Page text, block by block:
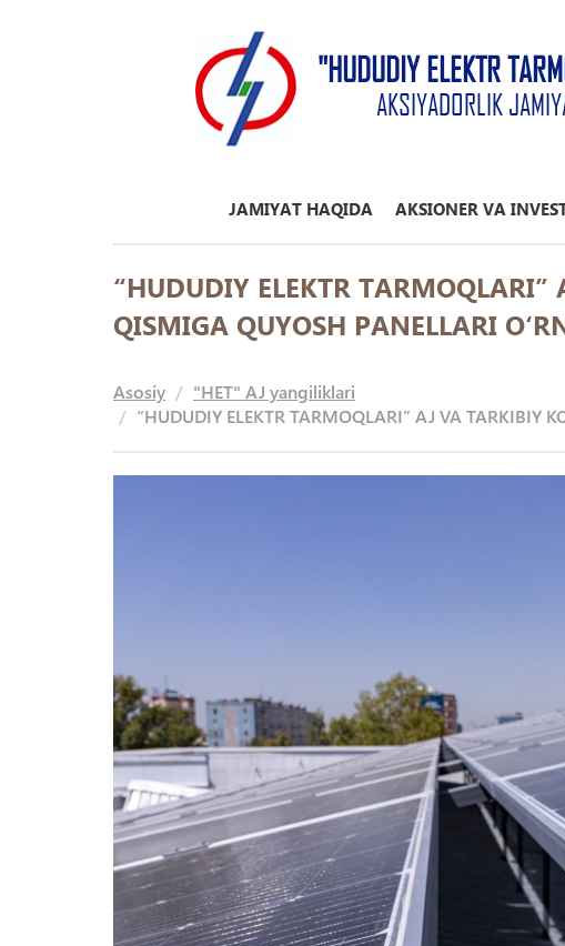
"HUDUDIY ELEKTR
AKSIYADORLIK
JAMIYAT HAQIDA AKSIONER VA
“HUDUDIY ELEKTR
QISMIGA QUYOSH PANELLARI
Asosiy
"HET" AJ yangiliklari
“HUDUDIY ELEKTR TARMOQLARI” AJ VA TARKIBIY